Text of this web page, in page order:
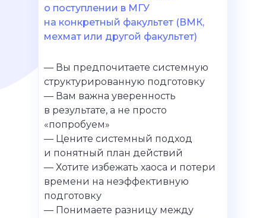
— Вы предпочитаете системную
структурированную подготовку
— Вам важна уверенность
в результате, а не просто
«попробуем»
— Цените системный подход
и понятный план действий
— Хотите избежать хаоса и потери
времени на неэффективную
подготовку
— Понимаете разницу между
о поступлении в МГУ
на конкретный факультет (ВМК,
мехмат или другой факультет)